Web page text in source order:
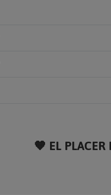
🧡 EL PLACER